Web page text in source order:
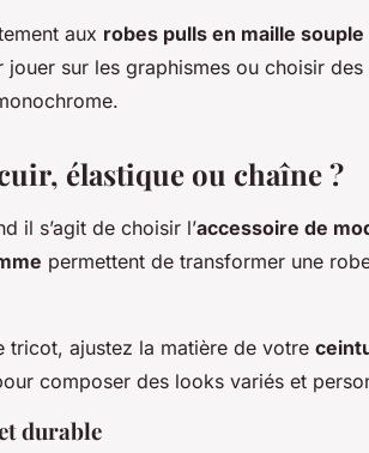
aux robes pulls en maille souple
jouer sur les graphismes ou choisir des
élastique ou chaîne ?
il s’agit de choisir l’accessoire de
permettent de transformer une
tricot, ajustez la matière de votre
composer des looks variés et
durable